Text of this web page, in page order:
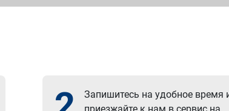
Запишитесь на удобное время